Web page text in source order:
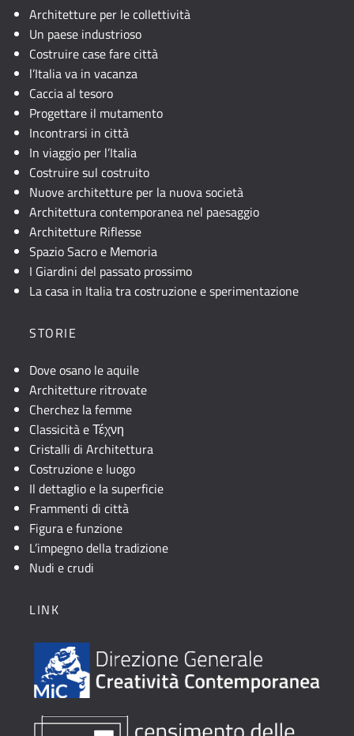
attivare
JavaScript.
Architetture per le collettività
Un paese industrioso
Costruire case fare città
l’Italia va in vacanza
Caccia al tesoro
Progettare il mutamento
Incontrarsi in città
In viaggio per l’Italia
Costruire sul costruito
Nuove architetture per la nuova società
Architettura contemporanea nel paesaggio
Architetture Riflesse
Spazio Sacro e Memoria
I Giardini del passato prossimo
La casa in Italia tra costruzione e sperimentazione
STORIE
Dove osano le aquile
Architetture ritrovate
Cherchez la femme
Classicità e Τέχνη
Cristalli di Architettura
Costruzione e luogo
Il dettaglio e la superficie
Frammenti di città
Figura e funzione
L’impegno della tradizione
Nudi e crudi
LINK